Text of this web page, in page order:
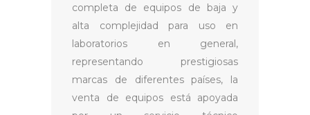
completa de equipos de baja y
alta complejidad para uso en
laboratorios en general,
representando prestigiosas
marcas de diferentes países, la
venta de equipos está apoyada